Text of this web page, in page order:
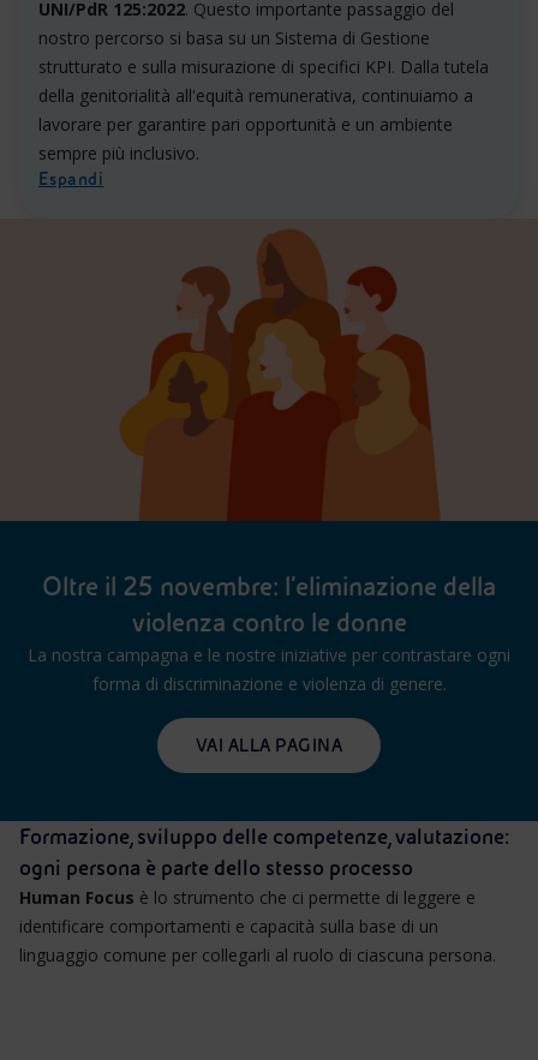
UNI/PdR 125:2022. Questo importante passaggio del
nostro percorso si basa su un Sistema di Gestione
strutturato e sulla misurazione di specifici KPI. Dalla tutela
della genitorialità all'equità remunerativa, continuiamo a
lavorare per garantire pari opportunità e un ambiente
sempre più inclusivo.
Espandi
Oltre il 25 novembre: l’eliminazione della
violenza contro le donne
La nostra campagna e le nostre iniziative per contrastare ogni
forma di discriminazione e violenza di genere.
VAI ALLA PAGINA
Formazione, sviluppo delle competenze, valutazione:
ogni persona è parte dello stesso processo
Human Focus è lo strumento che ci permette di leggere e
identificare comportamenti e capacità sulla base di un
linguaggio comune per collegarli al ruolo di ciascuna persona.